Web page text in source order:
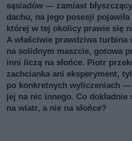
sąsiadów — zamiast
dachu, na jego posesji
której w tej okolicy prawie się
A właściwie prawdziwa turbina
na solidnym maszcie, gotowa
inni liczą na słońce. Piotr
zachcianka ani eksperyment,
po konkretnych wyliczeniach
jej na nic innego. Co dokładnie
na wiatr, a nie na słońce?